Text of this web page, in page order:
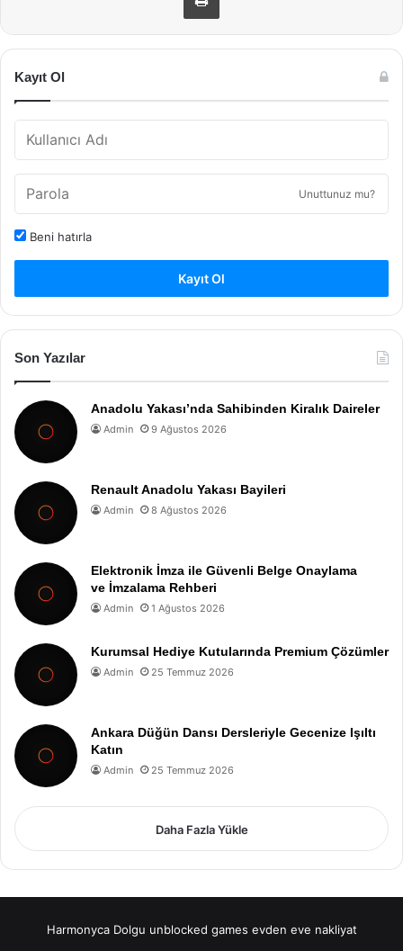
Kayıt Ol
Unuttunuz mu?
Beni hatırla
Kayıt Ol
Son Yazılar
Anadolu Yakası’nda Sahibinden Kiralık Daireler
Admin 9 Ağustos 2026
Renault Anadolu Yakası Bayileri
Admin 8 Ağustos 2026
Elektronik İmza ile Güvenli Belge Onaylama
ve İmzalama Rehberi
Admin 1 Ağustos 2026
Kurumsal Hediye Kutularında Premium Çözümler
Admin 25 Temmuz 2026
Ankara Düğün Dansı Dersleriyle Gecenize Işıltı
Katın
Admin 25 Temmuz 2026
Daha Fazla Yükle
Harmonyca Dolgu unblocked games evden eve nakliyat